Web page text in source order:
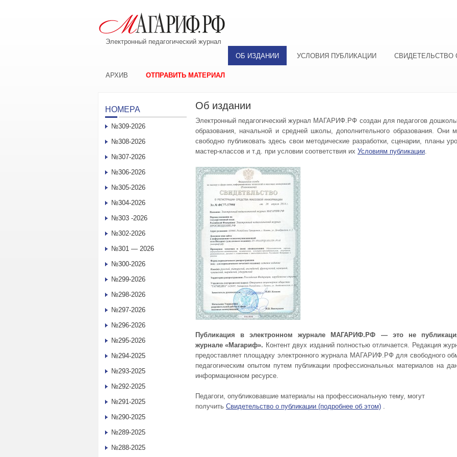
Электронный педагогический журнал
ОБ ИЗДАНИИ
УСЛОВИЯ ПУБЛИКАЦИИ СВИДЕТЕЛЬСТВО
АРХИВ ОТПРАВИТЬ МАТЕРИАЛ
Об издании
Электронный педагогический журнал МАГАРИФ.РФ создан для педагогов
образования, начальной и средней школы, дополнительного образования. Они
свободно публиковать здесь свои методические разработки, сценарии, планы
мастер-классов и т.д. при условии соответствия их Условиям публикации.
Публикация в электронном журнале МАГАРИФ.РФ — это не
журнале «Магариф». Контент двух изданий полностью отличается. Редакция
предоставляет площадку электронного журнала МАГАРИФ.РФ для свободного
педагогическим опытом путем публикации профессиональных материалов на
информационном ресурсе.
Педагоги, опубликовавшие материалы на профессиональную тему, могут
получить Cвидетельство о публикации (подробнее об этом) .
НОМЕРА
№309-2026
№308-2026
№307-2026
№306-2026
№305-2026
№304-2026
№303 -2026
№302-2026
№301 — 2026
№300-2026
№299-2026
№298-2026
№297-2026
№296-2026
№295-2026
№294-2025
№293-2025
№292-2025
№291-2025
№290-2025
№289-2025
№288-2025